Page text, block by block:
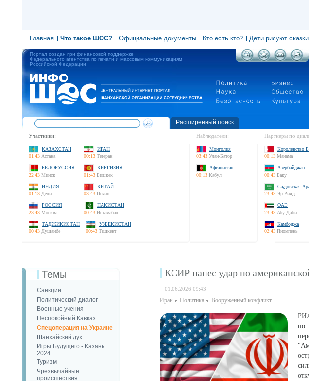
Главная Что такое ШОС? Официальные документы Кто есть кто? Дети рисуют сказки
Портал создан при финансовой поддержке
Федерального агентства по печати и массовым коммуникациям
Российской Федерации
Расширенный поиск
Участники:
КАЗАХСТАН
01:43 Астана
ИРАН
00:13 Тегеран
БЕЛОРУССИЯ
22:43 Минск
КИРГИЗИЯ
01:43 Бишкек
ИНДИЯ
01:13 Дели
КИТАЙ
03:43 Пекин
РОССИЯ
23:43 Москва
ПАКИСТАН
00:43 Исламабад
ТАДЖИКИСТАН
00:43 Душанбе
УЗБЕКИСТАН
00:43 Ташкент
Наблюдатели:
Монголия
03:43 Улан-Батор
Афганистан
00:13 Кабул
Партнеры по
Королевство
00:13 Манама
Азербайджан
00:43 Баку
Саудовская
23:43 Эр-Рияд
ОАЭ
23:43 Абу-Даби
Камбоджа
02:43 Пномпень
Темы
Санкции
Политический диалог
Военные учения
Неспокойный Кавказ
Спецоперация на Украине
Шанхайский дух
Игры Будущего - Казань
2024
Туризм
Чрезвычайные
происшествия
КСИР нанес удар по
01.06.2026 09:43
Иран Политика Вооруженный конфликт
по